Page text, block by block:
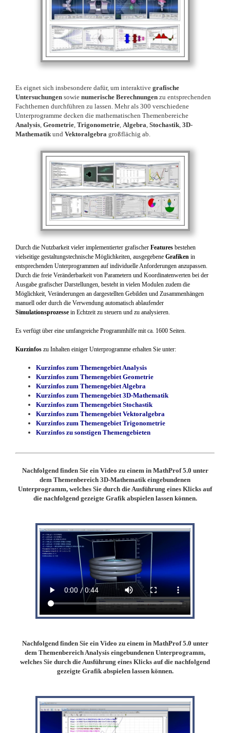
Es eignet sich insbesondere dafür, um interaktive grafische
Untersuchungen sowie numerische Berechnungen zu entsprechenden
Fachthemen durchführen zu lassen. Mehr als 300 verschiedene
Unterprogramme decken die mathematischen Themenbereiche
Analysis Geometrie Trigonometrie Algebra Stochastik 3D-
Mathematik und Vektoralgebra großflächig ab.
Durch die Nutzbarkeit vieler implementierter grafischer Features bestehen
vielseitige gestaltungstechnische Möglichkeiten, ausgegebene Grafiken in
entsprechenden Unterprogrammen auf individuelle Anforderungen anzupassen.
Durch die freie Veränderbarkeit von Parametern und Koordinatenwerten bei der
Ausgabe grafischer Darstellungen, besteht in vielen Modulen zudem die
Möglichkeit, Veränderungen an dargestellten Gebilden und Zusammenhängen
manuell oder durch die Verwendung automatisch ablaufender
Simulationsprozesse in Echtzeit zu steuern und zu analysieren.
Es verfügt über eine umfangreiche Programmhilfe mit ca. 1600 Seiten.
Kurzinfos zu Inhalten einiger Unterprogramme erhalten Sie unter:
Kurzinfos zum Themengebiet Analysis
Kurzinfos zum Themengebiet Geometrie
Kurzinfos zum Themengebiet Algebra
Kurzinfos zum Themengebiet 3D-Mathematik
Kurzinfos zum Themengebiet Stochastik
Kurzinfos zum Themengebiet Vektoralgebra
Kurzinfos zum Themengebiet Trigonometrie
Kurzinfos zu sonstigen Themengebieten
Nachfolgend finden Sie ein Video zu einem in MathProf 5.0 unter
dem Themenbereich 3D-Mathematik eingebundenen
Unterprogramm, welches Sie durch die Ausführung eines Klicks auf
die nachfolgend gezeigte Grafik abspielen lassen können.
Nachfolgend finden Sie ein Video zu einem in MathProf 5.0 unter
dem Themenbereich Analysis eingebundenen Unterprogramm,
welches Sie durch die Ausführung eines Klicks auf die nachfolgend
gezeigte Grafik abspielen lassen können.